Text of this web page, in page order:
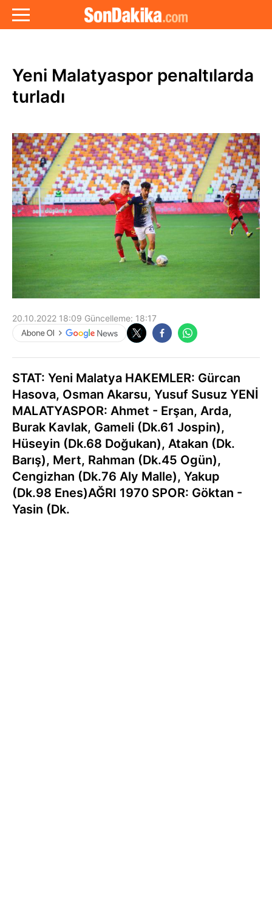
Yeni Malatyaspor penaltılarda
turladı
20.10.2022 18:09 Güncelleme: 18:17
STAT: Yeni Malatya HAKEMLER: Gürcan
Hasova, Osman Akarsu, Yusuf Susuz YENİ
MALATYASPOR: Ahmet - Erşan, Arda,
Burak Kavlak, Gameli (Dk.61 Jospin),
Hüseyin (Dk.68 Doğukan), Atakan (Dk.
Barış), Mert, Rahman (Dk.45 Ogün),
Cengizhan (Dk.76 Aly Malle), Yakup
(Dk.98 Enes)AĞRI 1970 SPOR: Göktan -
Yasin (Dk.